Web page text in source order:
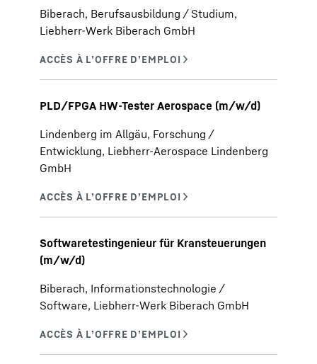
Biberach, Berufsausbildung / Studium,
Liebherr-Werk Biberach GmbH
PLD/FPGA HW-Tester Aerospace (m/w/d)
Lindenberg im Allgäu, Forschung /
Entwicklung, Liebherr-Aerospace Lindenberg
GmbH
Softwaretestingenieur für Kransteuerungen
(m/w/d)
Biberach, Informationstechnologie /
Software, Liebherr-Werk Biberach GmbH